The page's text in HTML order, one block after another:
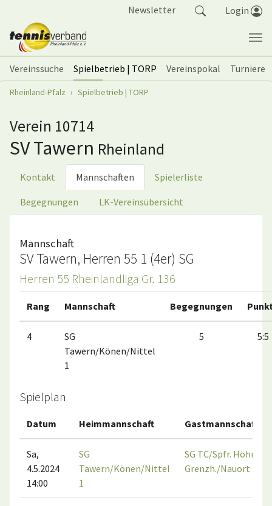
Newsletter Login
Vereinssuche Spielbetrieb | TORP Vereinspokal
Turniere
Sie sind hier:
Rheinland-Pfalz Spielbetrieb | TORP
Verein 10714
SV Tawern Rheinland
Kontakt Mannschaften Spielerliste
Begegnungen LK-Vereinsübersicht
Mannschaft
SV Tawern, Herren 55 1 (4er) SG
Herren 55 Rheinlandliga Gr. 136
Rang Mannschaft Begegnungen
4
SG
Tawern/Könen/Nittel
1
5 5:5
Spielplan
Datum Heimmannschaft Gastmannschaft
Sa,
4.5.2024
14:00
SG
Tawern/Könen/Nittel
1
SG TC/Spfr. Höhr-
Grenzh./Nauort 1